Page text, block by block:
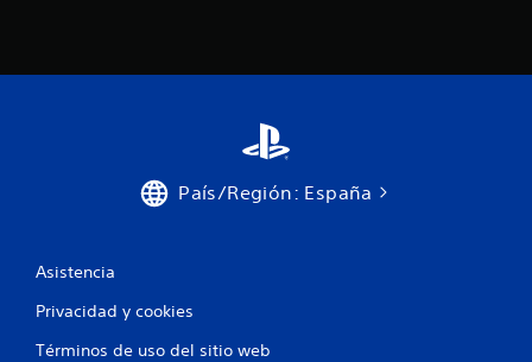
País/Región: España
Asistencia
Privacidad y cookies
Términos de uso del sitio web